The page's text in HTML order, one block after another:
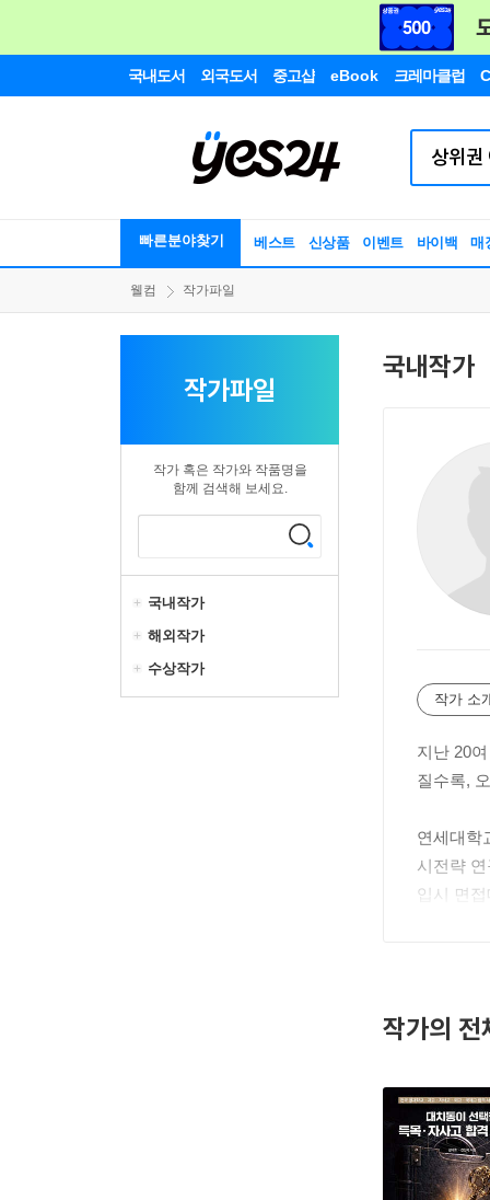
국내도서 외국도서 중고샵 eBook 크레마클럽
빠른분야찾기 베스트 신상품 이벤트 바이백 매
웰컴 작가파일
작가파일
작가 혹은 작가와 작품명을
함께 검색해 보세요.
국내작가
해외작가
수상작가
국내작가
작가 소
지난 20
질수록,
연세대학
시전략
입시 면
니다.
작가의 전